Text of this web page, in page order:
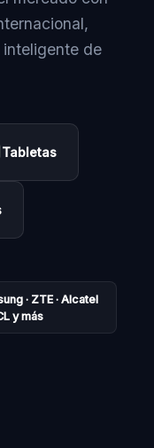
de
Tabletas
· ZTE · Alcatel
y más